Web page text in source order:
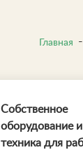
Главная
Собственное
оборудование и
техника для